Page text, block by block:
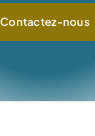
Contactez-nous